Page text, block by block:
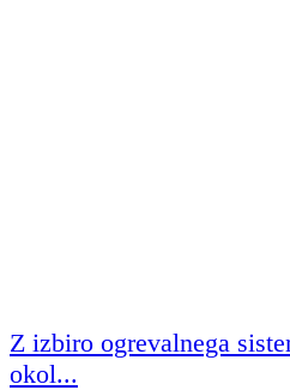
Z izbiro ogrevalnega
okol...